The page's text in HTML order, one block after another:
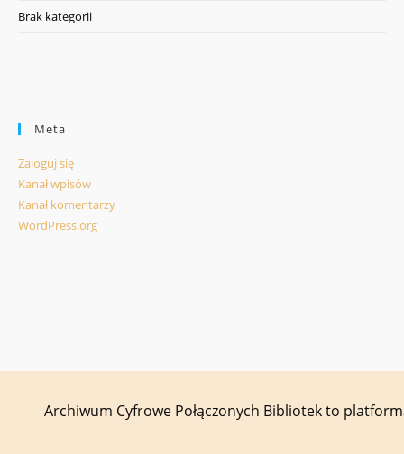
Brak kategorii
Meta
Zaloguj się
Kanał wpisów
Kanał komentarzy
WordPress.org
Archiwum Cyfrowe Połączonych Bibliotek to